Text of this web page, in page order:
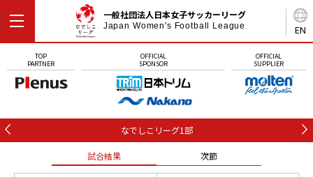
EN
一般社団法人日本女子サッカーリーグ
Japan Women's Football League
TOP
PARTNER
OFFICIAL
SPONSOR
OFFICIAL
SUPPLIER
なでしこリーグ1部
試合結果 次節